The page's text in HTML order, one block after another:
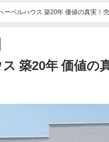
ーベルハウス 築20年 価値の真実！
築20年 価値の